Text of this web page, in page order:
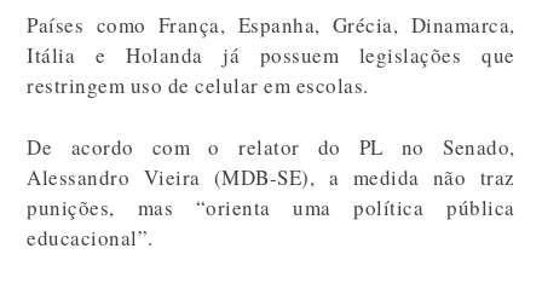
Países como França, Espanha, Grécia, Dinamarca,
Itália e Holanda já possuem legislações que
restringem uso de celular em escolas.
De acordo com o relator do PL no Senado,
Alessandro Vieira (MDB-SE), a medida não traz
punições, mas “orienta uma política pública
educacional”.